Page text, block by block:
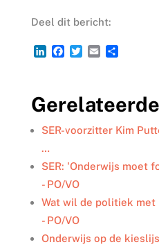
Deel dit bericht:
L
e
d
I
n
F
b
o
o
k
T
t
e
r
E
l
D
n
SER-voorzitter Kim
…
SER: 'Onderwijs moet
- PO/VO
Wat wil de politiek met
- PO/VO
Onderwijs op de